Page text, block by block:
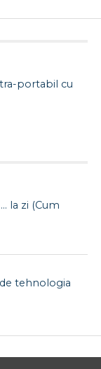
portabil cu
la zi (Cum
tehnologia